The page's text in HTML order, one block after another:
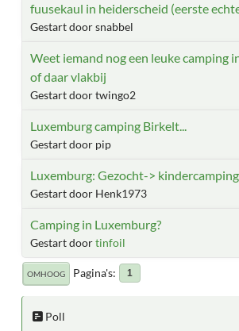
fuusekaul in heiderscheid (eerste
Gestart door snabbel
Weet iemand nog een leuke camping
of daar vlakbij
Gestart door twingo2
Luxemburg camping Birkelt...
Gestart door pip
Luxemburg: Gezocht-> kindercamping
Gestart door Henk1973
Camping in Luxemburg?
Gestart doortinfoil
OMHOOG Pagina's 1
Poll